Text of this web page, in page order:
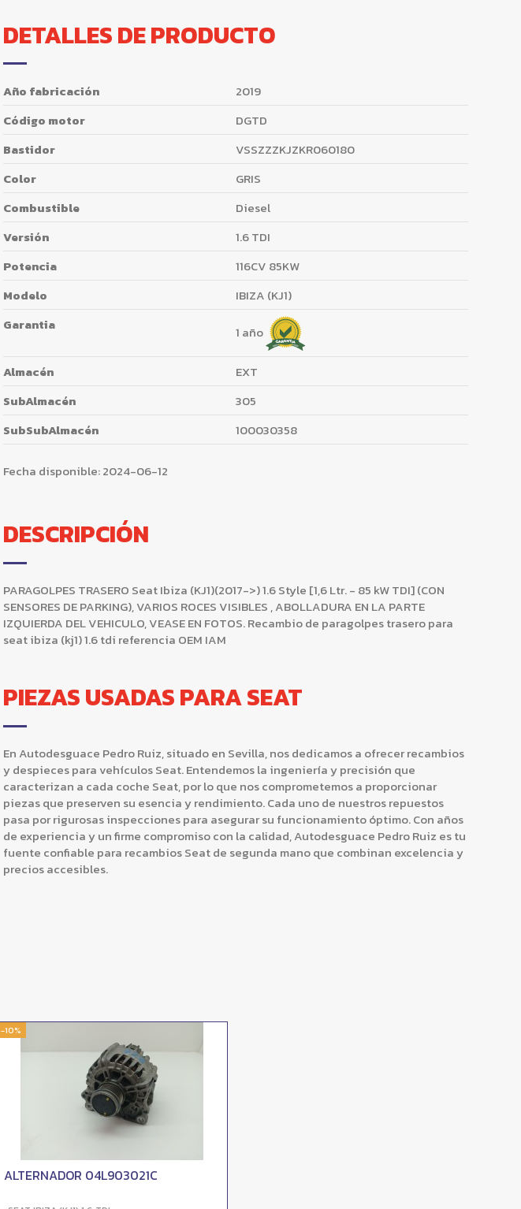
DETALLES DE PRODUCTO
Año fabricación
2019
Código motor
DGTD
Bastidor
VSSZZZKJZKR060180
Color
GRIS
Combustible
Diesel
Versión
1.6 TDI
Potencia
116CV 85KW
Modelo
IBIZA (KJ1)
Garantia
1 año
Almacén
EXT
SubAlmacén
305
SubSubAlmacén
100030358
Fecha disponible:2024-06-12
DESCRIPCIÓN
PARAGOLPES TRASERO Seat Ibiza (KJ1)(2017->) 1.6 Style [1,6 Ltr. - 85 kW TDI] (CON
SENSORES DE PARKING), VARIOS ROCES VISIBLES , ABOLLADURA EN LA PARTE
IZQUIERDA DEL VEHICULO, VEASE EN FOTOS. Recambio de paragolpes trasero para
seat ibiza (kj1) 1.6 tdi referencia OEM IAM
PIEZAS USADAS PARA SEAT
En Autodesguace Pedro Ruiz, situado en Sevilla, nos dedicamos a ofrecer recambios
y despieces para vehículos Seat. Entendemos la ingeniería y precisión que
caracterizan a cada coche Seat, por lo que nos comprometemos a proporcionar
piezas que preserven su esencia y rendimiento. Cada uno de nuestros repuestos
pasa por rigurosas inspecciones para asegurar su funcionamiento óptimo. Con años
de experiencia y un firme compromiso con la calidad, Autodesguace Pedro Ruiz es tu
fuente confiable para recambios Seat de segunda mano que combinan excelencia y
precios accesibles.
-10%
ALTERNADOR 04L903021C